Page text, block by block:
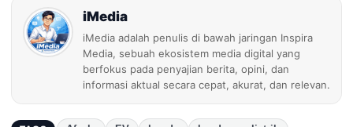
iMedia
iMedia adalah penulis di bawah jaringan Inspira
Media, sebuah ekosistem media digital yang
berfokus pada penyajian berita, opini, dan
informasi aktual secara cepat, akurat, dan relevan.